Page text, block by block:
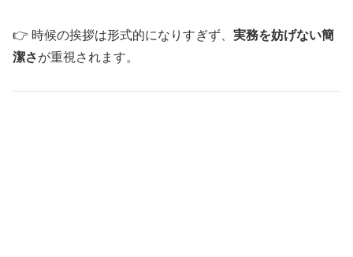
👉 時候の挨拶は形式的になりすぎず、 実務を妨げない簡
潔さが重視されます。